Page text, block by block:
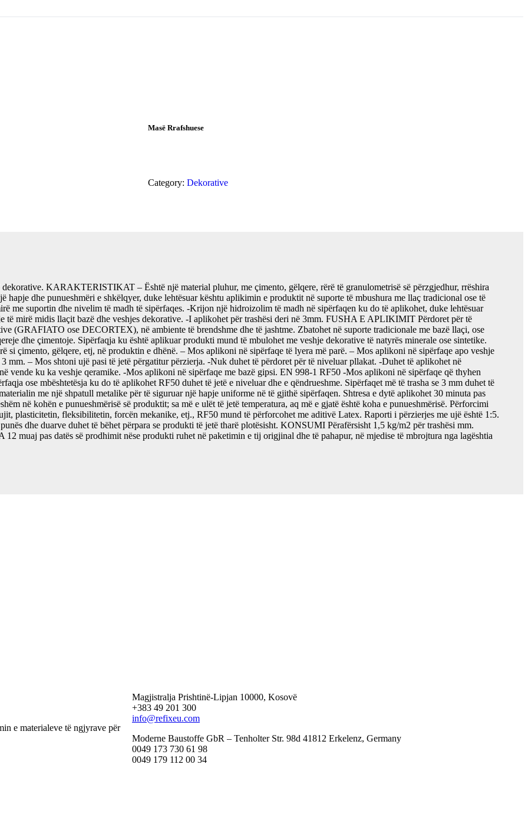
Masë Rrafshuese
Category: Dekorative
KARAKTERISTIKAT – Është një material pluhur, me çimento, gëlqere, rërë të granulometrisë së përzgjedhur, rrëshira
dhe punueshmëri e shkëlqyer, duke lehtësuar kështu aplikimin e produktit në suporte të mbushura me llaç tradicional ose të
me suportin dhe nivelim të madh të sipërfaqes. -Krijon një hidroizolim të madh në sipërfaqen ku do të aplikohet, duke lehtësuar
të mirë midis llaçit bazë dhe veshjes dekorative. -I aplikohet për trashësi deri në 3mm. FUSHA E APLIKIMIT Përdoret për të
(GRAFIATO ose DECORTEX), në ambiente të brendshme dhe të jashtme. Zbatohet në suporte tradicionale me bazë llaçi, ose
dhe çimentoje. Sipërfaqja ku është aplikuar produkti mund të mbulohet me veshje dekorative të natyrës minerale ose sintetike.
çimento, gëlqere, etj, në produktin e dhënë. – Mos aplikoni në sipërfaqe të lyera më parë. – Mos aplikoni në sipërfaqe apo veshje
mm. – Mos shtoni ujë pasi të jetë përgatitur përzierja. -Nuk duhet të përdoret për të niveluar pllakat. -Duhet të aplikohet në
vende ku ka veshje qeramike. -Mos aplikoni në sipërfaqe me bazë gipsi. EN 998-1 RF50 -Mos aplikoni në sipërfaqe që thyhen
ose mbështetësja ku do të aplikohet RF50 duhet të jetë e niveluar dhe e qëndrueshme. Sipërfaqet më të trasha se 3 mm duhet të
me një shpatull metalike për të siguruar një hapje uniforme në të gjithë sipërfaqen. Shtresa e dytë aplikohet 30 minuta pas
në kohën e punueshmërisë së produktit; sa më e ulët të jetë temperatura, aq më e gjatë është koha e punueshmërisë. Përforcimi
plasticitetin, fleksibilitetin, forcën mekanike, etj., RF50 mund të përforcohet me aditivë Latex. Raporti i përzierjes me ujë është 1:5.
dhe duarve duhet të bëhet përpara se produkti të jetë tharë plotësisht. KONSUMI Përafërsisht 1,5 kg/m2 për trashësi mm.
muaj pas datës së prodhimit nëse produkti ruhet në paketimin e tij origjinal dhe të pahapur, në mjedise të mbrojtura nga lagështia
e materialeve të ngjyrave për
Magjistralja Prishtinë-Lipjan 10000, Kosovë
+383 49 201 300
info@refixeu.com
Moderne Baustoffe GbR – Tenholter Str. 98d 41812 Erkelenz, Germany
0049 173 730 61 98
0049 179 112 00 34